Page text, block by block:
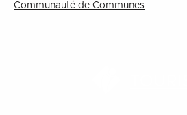
Communauté de Communes